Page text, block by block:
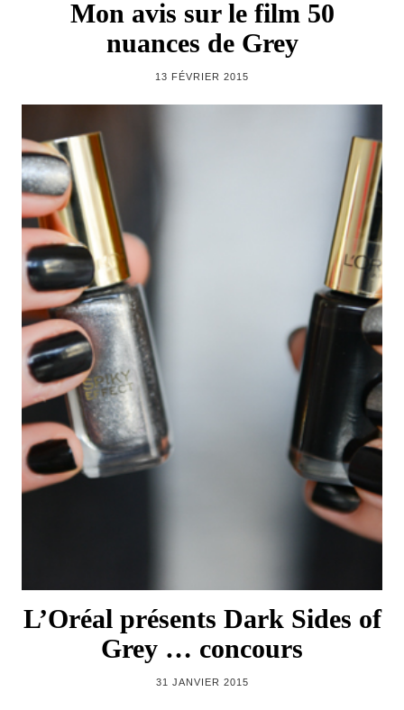
Mon avis sur le film 50
nuances de Grey
13 FÉVRIER 2015
L’Oréal présents Dark Sides of
Grey … concours
31 JANVIER 2015